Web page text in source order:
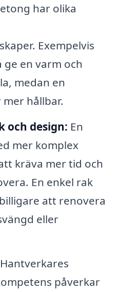
har olika
Exempelvis
en varm och
medan en
hållbar.
och design: En
mer komplex
kräva mer tid och
En enkel rak
att renovera
eller
Hantverkares
påverkar